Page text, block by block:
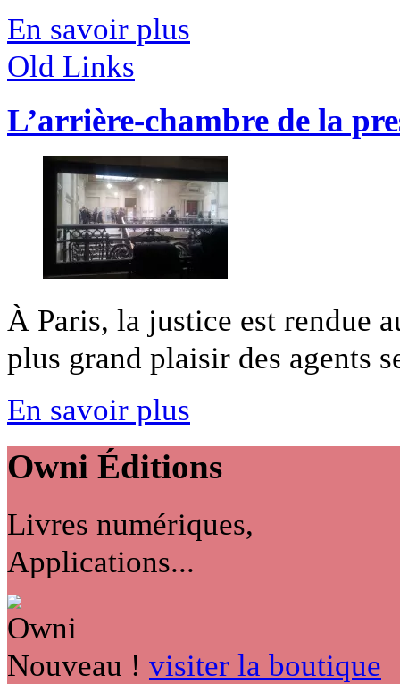
En savoir plus
Old Links
L’arrière-chambre de la
À Paris, la justice est rendue
plus grand plaisir des agents
En savoir plus
Owni Éditions
Livres numériques,
Applications...
Nouveau ! visiter la boutique